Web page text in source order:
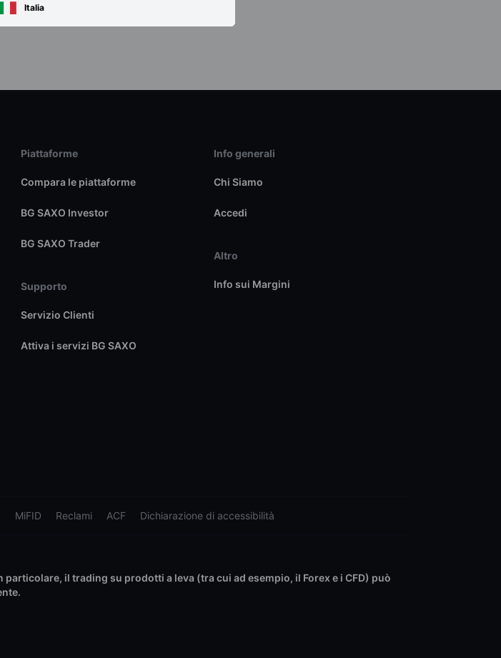
Italia
Piattaforme
Compara le piattaforme
BG SAXO Investor
BG SAXO Trader
Supporto
Servizio Clienti
Attiva i servizi BG SAXO
Info generali
Chi Siamo
Accedi
Altro
Info sui Margini
MiFID Reclami ACF Dichiarazione di accessibilità
il trading su prodotti a leva (tra cui ad esempio, il Forex e i CFD) può